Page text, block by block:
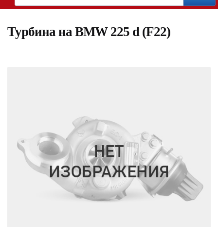
Турбина на BMW 225 d (F22)